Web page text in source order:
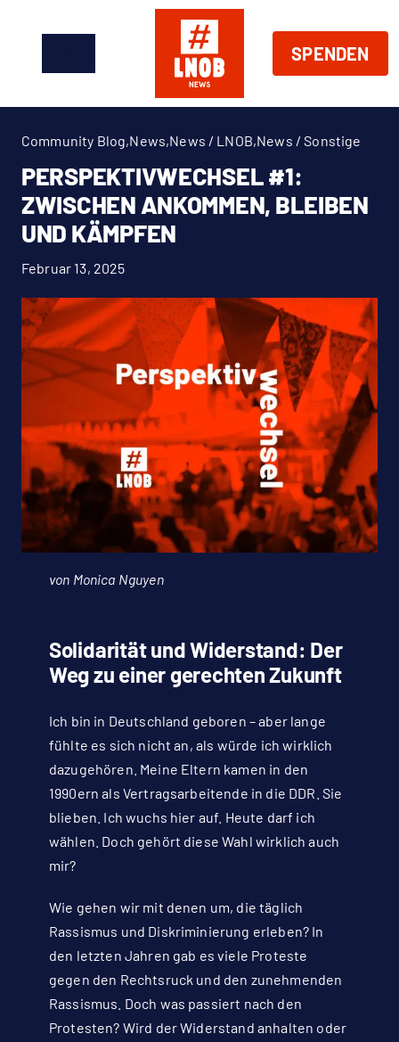
SPENDEN
News
Handeln
Spenden
Community Blog,News,News / LNOB,News / Sonstige
PERSPEKTIVWECHSEL #1:
ZWISCHEN ANKOMMEN, BLEIBEN
UND KÄMPFEN
Februar 13, 2025
von Monica Nguyen
Solidarität und Widerstand: Der
Weg zu einer gerechten Zukunft
Ich bin in Deutschland geboren – aber lange
fühlte es sich nicht an, als würde ich wirklich
dazugehören. Meine Eltern kamen in den
1990ern als Vertragsarbeitende in die DDR. Sie
blieben. Ich wuchs hier auf. Heute darf ich
wählen. Doch gehört diese Wahl wirklich auch
mir?
Wie gehen wir mit denen um, die täglich
Rassismus und Diskriminierung erleben? In
den letzten Jahren gab es viele Proteste
gegen den Rechtsruck und den zunehmenden
Rassismus. Doch was passiert nach den
Protesten? Wird der Widerstand anhalten oder